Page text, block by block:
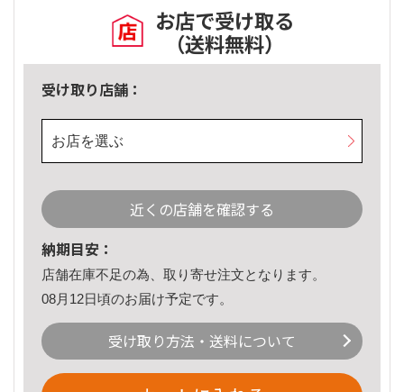
お店で受け取る
（送料無料）
受け取り店舗：
お店を選ぶ
近くの店舗を確認する
納期目安：
店舗在庫不足の為、取り寄せ注文となります。
08月12日頃のお届け予定です。
受け取り方法・送料について